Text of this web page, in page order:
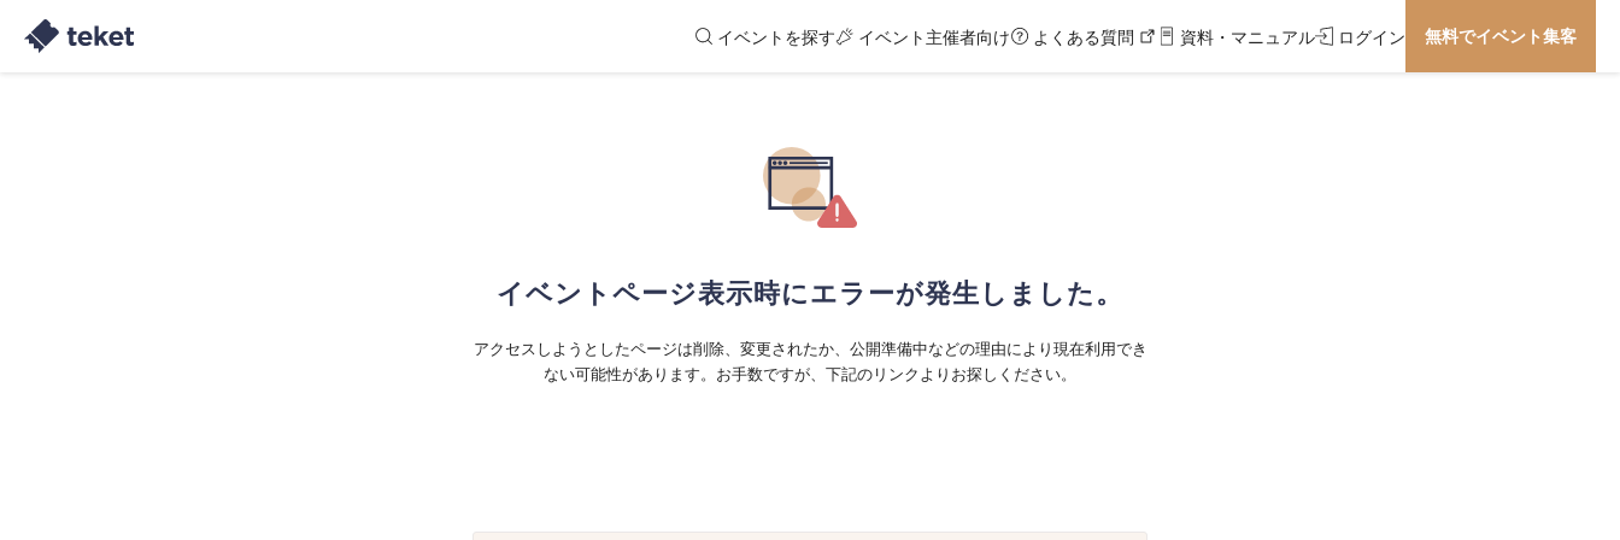
イベントを探す イベント主催者向け よくある質問 資料・マニュアル ログイン 無料でイベント集客
イベントページ表示時にエラーが発生しました。
アクセスしようとしたページは削除、変更されたか、公開準備中などの理由により現在利用でき
ない可能性があります。お手数ですが、下記のリンクよりお探しください。